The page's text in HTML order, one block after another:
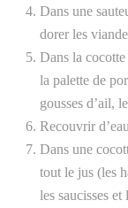
Dans une
dorer les
Dans la
la palette de
gousses d’ail,
Recouvrir
Dans une
tout le jus (les
les saucisses